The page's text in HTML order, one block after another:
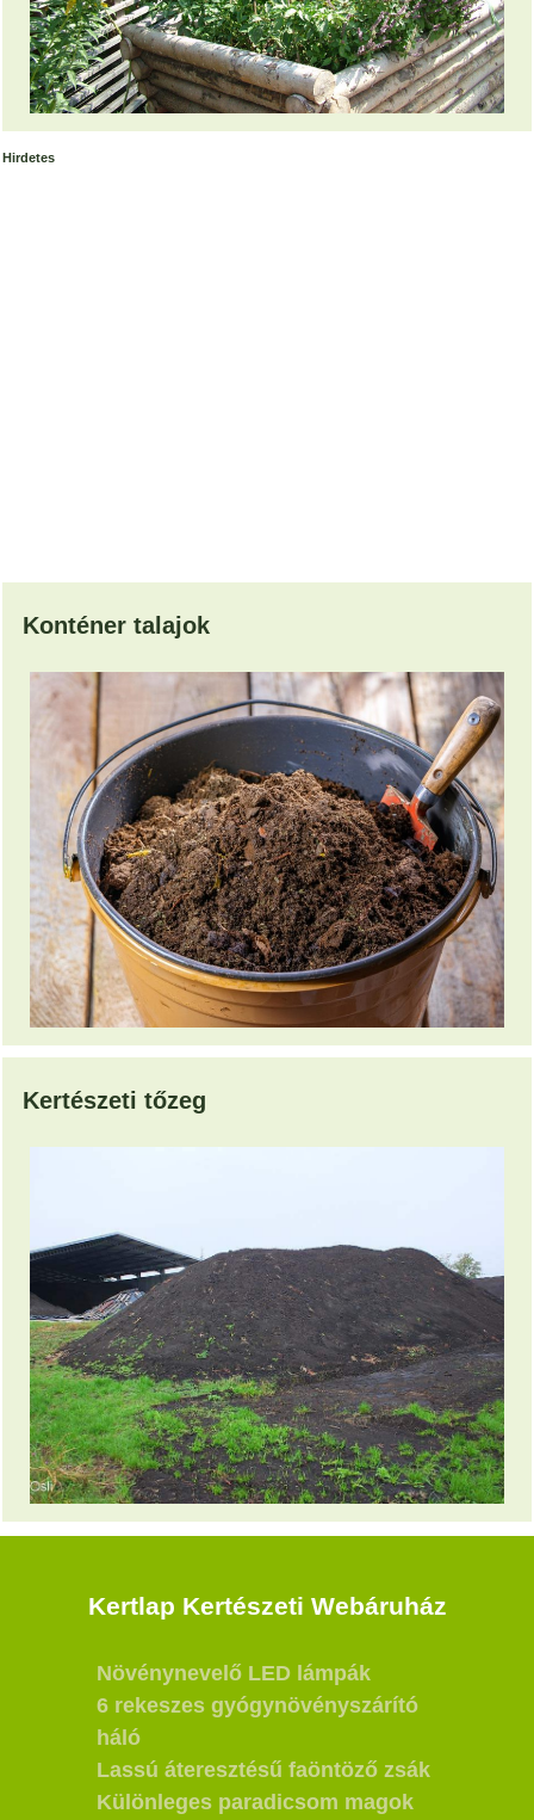
Hirdetes
Konténer talajok
Kertészeti tőzeg
Kertlap Kertészeti Webáruház
Növénynevelő LED lámpák
6 rekeszes gyógynövényszárító
háló
Lassú áteresztésű faöntöző zsák
Különleges paradicsom magok